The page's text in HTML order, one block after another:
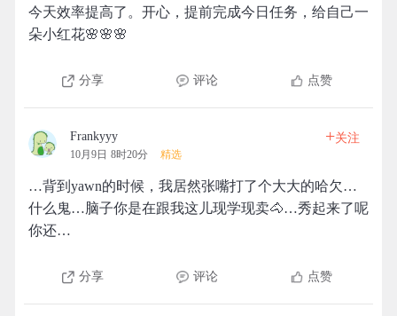
今天效率提高了。开心，提前完成今日任务，给自己一
朵小红花🌸🌸🌸
分享 评论 点赞
Frankyyy
10月9日 8时20分 精选
+关注
…背到yawn的时候，我居然张嘴打了个大大的哈欠…
什么鬼…脑子你是在跟我这儿现学现卖🐴…秀起来了呢
你还…
分享 评论 点赞